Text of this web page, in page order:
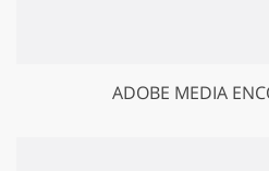
ADOBE MEDIA